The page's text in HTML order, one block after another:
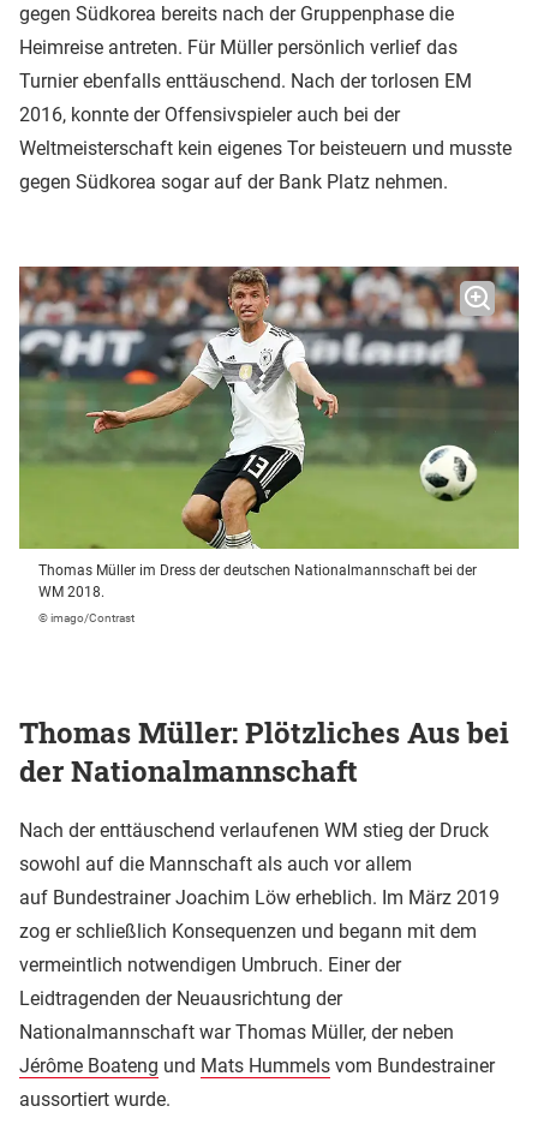
gegen Südkorea bereits nach der Gruppenphase die
Heimreise antreten. Für Müller persönlich verlief das
Turnier ebenfalls enttäuschend. Nach der torlosen EM
2016, konnte der Offensivspieler auch bei der
Weltmeisterschaft kein eigenes Tor beisteuern und musste
gegen Südkorea sogar auf der Bank Platz nehmen.
Thomas Müller im Dress der deutschen Nationalmannschaft bei der
WM 2018.
© imago/Contrast
Thomas Müller: Plötzliches Aus bei
der Nationalmannschaft
Nach der enttäuschend verlaufenen WM stieg der Druck
sowohl auf die Mannschaft als auch vor allem
auf Bundestrainer Joachim Löw erheblich. Im März 2019
zog er schließlich Konsequenzen und begann mit dem
vermeintlich notwendigen Umbruch. Einer der
Leidtragenden der Neuausrichtung der
Nationalmannschaft war Thomas Müller, der neben
Jérôme Boateng und Mats Hummels vom Bundestrainer
aussortiert wurde.